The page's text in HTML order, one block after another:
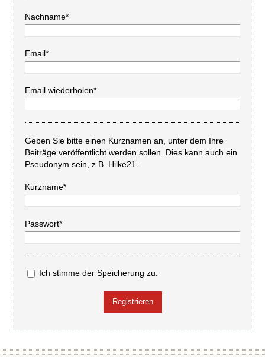
Nachname*
Email*
Email wiederholen*
Geben Sie bitte einen Kurznamen an, unter dem Ihre
Beiträge veröffentlicht werden sollen. Dies kann auch ein
Pseudonym sein, z.B. Hilke21.
Kurzname*
Passwort*
Ich stimme der Speicherung zu.